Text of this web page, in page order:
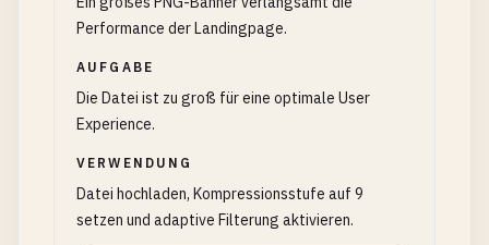
Performance der Landingpage.
AUFGABE
Die Datei ist zu groß für eine optimale User
Experience.
VERWENDUNG
Datei hochladen, Kompressionsstufe auf 9
setzen und adaptive Filterung aktivieren.